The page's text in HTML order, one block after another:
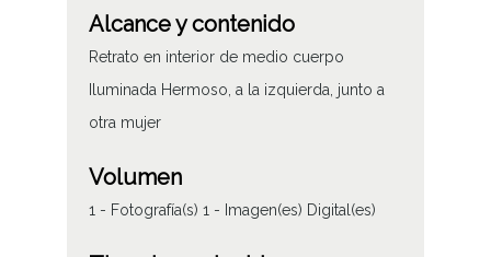
Alcance y contenido
Retrato en interior de medio cuerpo
Iluminada Hermoso, a la izquierda, junto a
otra mujer
Volumen
1 - Fotografía(s) 1 - Imagen(es) Digital(es)